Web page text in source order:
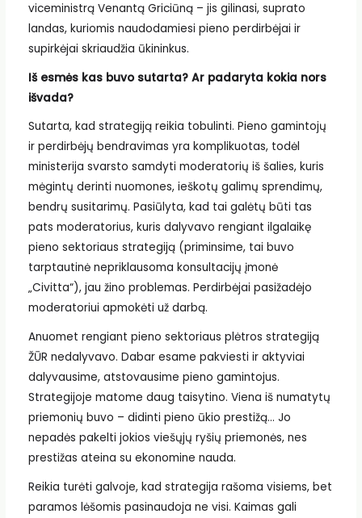
viceministrą Venantą Griciūną – jis gilinasi, suprato
landas, kuriomis naudodamiesi pieno perdirbėjai ir
supirkėjai skriaudžia ūkininkus.
Iš esmės kas buvo sutarta? Ar padaryta kokia nors
išvada?
Sutarta, kad strategiją reikia tobulinti. Pieno gamintojų
ir perdirbėjų bendravimas yra komplikuotas, todėl
ministerija svarsto samdyti moderatorių iš šalies, kuris
mėgintų derinti nuomones, ieškotų galimų sprendimų,
bendrų susitarimų. Pasiūlyta, kad tai galėtų būti tas
pats moderatorius, kuris dalyvavo rengiant ilgalaikę
pieno sektoriaus strategiją (priminsime, tai buvo
tarptautinė nepriklausoma konsultacijų įmonė
„Civitta“), jau žino problemas. Perdirbėjai pasižadėjo
moderatoriui apmokėti už darbą.
Anuomet rengiant pieno sektoriaus plėtros strategiją
ŽŪR nedalyvavo. Dabar esame pakviesti ir aktyviai
dalyvausime, atstovausime pieno gamintojus.
Strategijoje matome daug taisytino. Viena iš numatytų
priemonių buvo – didinti pieno ūkio prestižą… Jo
nepadės pakelti jokios viešųjų ryšių priemonės, nes
prestižas ateina su ekonomine nauda.
Reikia turėti galvoje, kad strategija rašoma visiems, bet
paramos lėšomis pasinaudoja ne visi. Kaimas gali